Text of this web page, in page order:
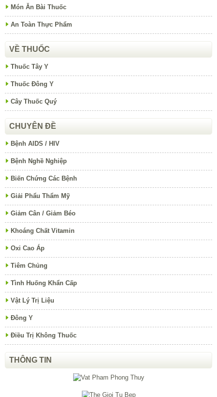
Món Ăn Bài Thuốc
An Toàn Thực Phẩm
VỀ THUỐC
Thuốc Tây Y
Thuốc Đông Y
Cây Thuốc Quý
CHUYÊN ĐỀ
Bệnh AIDS / HIV
Bệnh Nghề Nghiệp
Biến Chứng Các Bệnh
Giải Phẩu Thẩm Mỹ
Giảm Cân / Giảm Béo
Khoáng Chất Vitamin
Oxi Cao Áp
Tiêm Chủng
Tình Huống Khẩn Cấp
Vật Lý Trị Liệu
Đông Y
Điều Trị Không Thuốc
THÔNG TIN